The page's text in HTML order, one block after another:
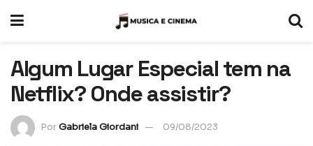
Algum Lugar Especial tem na
Netflix? Onde assistir?
PorGabriela Giordani 09/08/2023